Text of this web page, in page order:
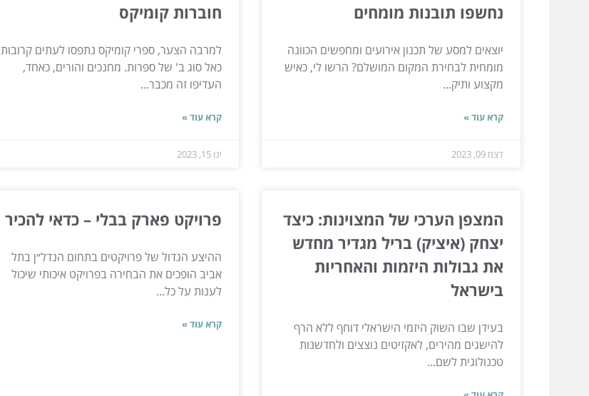
נחשפו תובנות מומחים
יוצאים למסע של תכנון אירועים ומחפשים הכוונה
מומחית לבחירת המקום המושלם? הרשו לי, כאיש
מקצוע ותיק...
קרא עוד »
דצמ 09, 2023
חוברות קומיקס
למרבה הצער, ספרי קומיקס נתפסו לעתים קרובות
כאל סוג ב' של ספרות. מחנכים והורים, כאחד,
העדיפו זה מכבר...
קרא עוד »
ינו 15, 2023
המצפן הערכי של המצוינות: כיצד
יצחק (איציק) בריל מגדיר מחדש
את גבולות היזמות והאחריות
בישראל
בעידן שבו השוק היזמי הישראלי דוחף ללא הרף
להישגים מהירים, לאקזיטים נוצצים ולחדשנות
טכנולוגית לשם...
פרויקט פארק בבלי – כדאי להכיר
ההיצע הגדול של פרויקטים בתחום הנדל״ן בתל
אביב הופכים את הבחירה בפרויקט איכותי שיכול
לענות על כל...
קרא עוד »